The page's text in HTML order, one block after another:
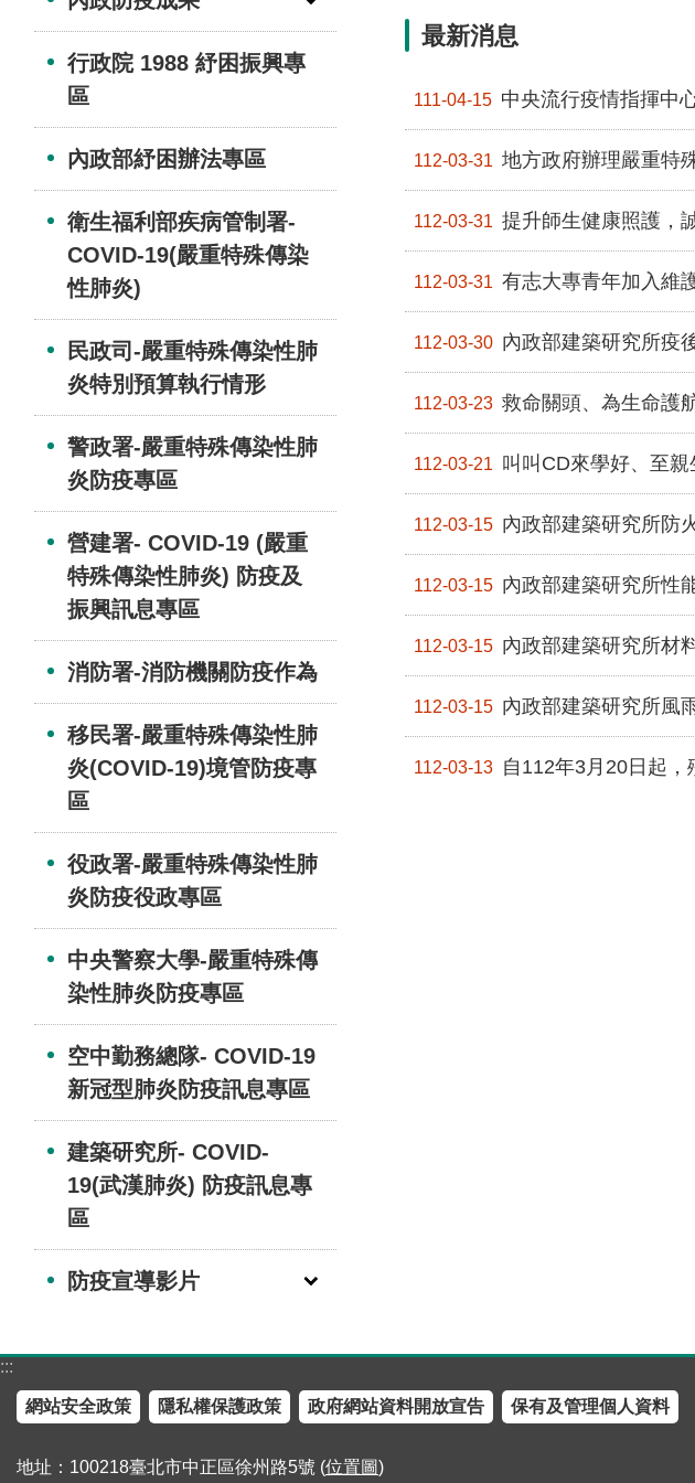
行政院 1988 紓困振興專
區
內政部紓困辦法專區
衛生福利部疾病管制署-
COVID-19(嚴重特殊傳染
性肺炎)
民政司-嚴重特殊傳染性肺
炎特別預算執行情形
警政署-嚴重特殊傳染性肺
炎防疫專區
營建署- COVID-19 (嚴重
特殊傳染性肺炎) 防疫及
振興訊息專區
消防署-消防機關防疫作為
移民署-嚴重特殊傳染性肺
炎(COVID-19)境管防疫專
區
役政署-嚴重特殊傳染性肺
炎防疫役政專區
中央警察大學-嚴重特殊傳
染性肺炎防疫專區
空中勤務總隊- COVID-19
新冠型肺炎防疫訊息專區
建築研究所- COVID-
19(武漢肺炎) 防疫訊息專
區
防疫宣導影片
最新消息
111-04-15 中央流行疫情指揮中
112-03-31 地方政府辦理嚴重特
112-03-31 提升師生健康照護，
112-03-31 有志大專青年加入維
112-03-30 內政部建築研究所疫
112-03-23 救命關頭、為生命護
112-03-21 叫叫CD來學好、至
112-03-15 內政部建築研究所防
112-03-15 內政部建築研究所性
112-03-15 內政部建築研究所材
112-03-15 內政部建築研究所風
112-03-13 自112年3月20日起，殯葬
:::
網站安全政策 隱私權保護政策 政府網站資料開放宣告 保有及管理個人資料
地址：100218臺北市中正區徐州路5號 (位置圖)